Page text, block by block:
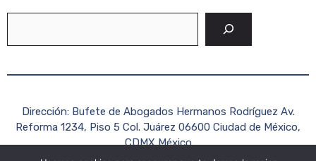
Dirección: Bufete de Abogados Hermanos Rodríguez Av.
Reforma 1234, Piso 5 Col. Juárez 06600 Ciudad de México,
CDMX México